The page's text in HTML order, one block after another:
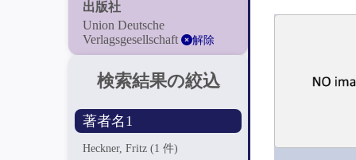
出版社
Union Deutsche
Verlagsgesellschaft
解除
検索結果の絞込
著者名1
Heckner, Fritz(1 件)